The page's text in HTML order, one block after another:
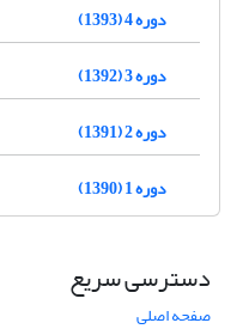
دوره 4 (1393)
دوره 3 (1392)
دوره 2 (1391)
دوره 1 (1390)
دسترسی سریع
صفحه اصلی